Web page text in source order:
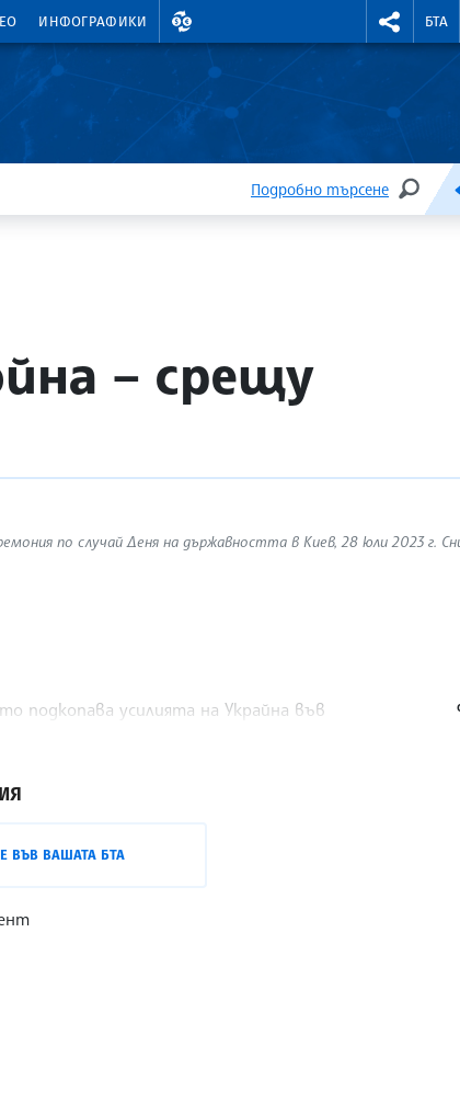
ИНФОГРАФИКИ
ВАЛУТНИ КУРСОВЕ
БТА
Подробно търсене
– срещу
по случай Деня на държавността в Киев, 28 юли 2023 г.
подкопава усилията на Украйна във
ВЪВ ВАШАТА БТА